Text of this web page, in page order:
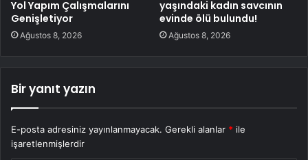
Yol Yapım Çalışmalarını
Genişletiyor
Ağustos 8, 2026
yaşındaki kadın savcının
evinde ölü bulundu!
Ağustos 8, 2026
Bir yanıt yazın
E-posta adresiniz yayınlanmayacak. Gerekli alanlar * ile
işaretlenmişlerdir